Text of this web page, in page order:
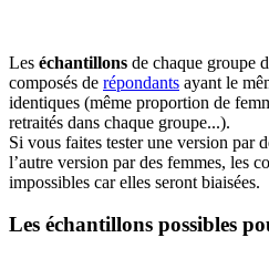
Les échantillons de chaque groupe
composés de répondants ayant le
identiques (même proportion de
retraités dans chaque groupe...).
Si vous faites tester une version par
l’autre version par des femmes, les
impossibles car elles seront biaisées.
Les échantillons possibles